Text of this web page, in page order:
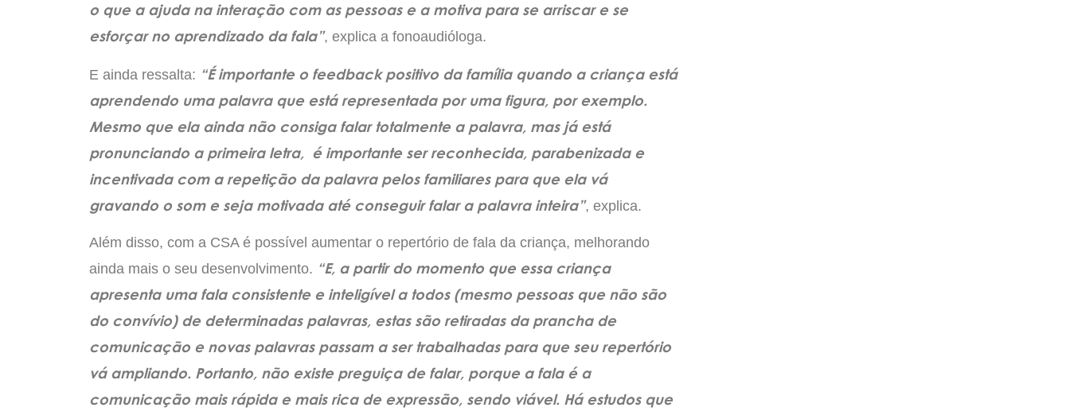
o que a ajuda na interação com as pessoas e a motiva para se arriscar e se
esforçar no aprendizado da fala”, explica a fonoaudióloga.
E ainda ressalta: “É importante o feedback positivo da família quando a criança está
aprendendo uma palavra que está representada por uma figura, por exemplo.
Mesmo que ela ainda não consiga falar totalmente a palavra, mas já está
pronunciando a primeira letra, é importante ser reconhecida, parabenizada e
incentivada com a repetição da palavra pelos familiares para que ela vá
gravando o som e seja motivada até conseguir falar a palavra inteira”, explica.
Além disso, com a CSA é possível aumentar o repertório de fala da criança, melhorando
ainda mais o seu desenvolvimento. “E, a partir do momento que essa criança
apresenta uma fala consistente e inteligível a todos (mesmo pessoas que não são
do convívio) de determinadas palavras, estas são retiradas da prancha de
comunicação e novas palavras passam a ser trabalhadas para que seu repertório
vá ampliando. Portanto, não existe preguiça de falar, porque a fala é a
comunicação mais rápida e mais rica de expressão, sendo viável. Há estudos que